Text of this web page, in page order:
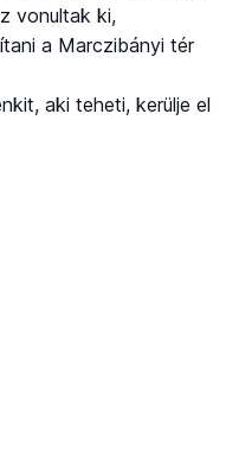
vonultak ki,
a Marczibányi tér
aki teheti, kerülje el